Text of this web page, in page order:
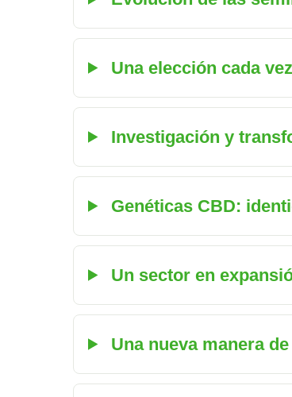
Una elección cada
Investigación y
Genéticas CBD:
Un sector en
Una nueva manera